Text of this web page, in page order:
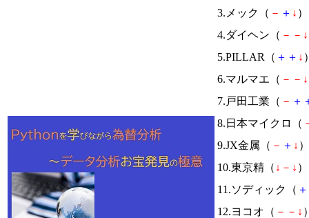
3.メック（ － ＋ ↓
4.ダイヘン（ － － ↓
5.PILLAR（ ＋ ＋ ↓
6.マルマエ（ － － ↓
7.戸田工業（ － ＋
8.日本マイクロ（
9.JX金属（ － ＋ ↓
10.東京精（ ↓ － ↓
11.ソディック（ ＋
12.ヨコオ（ － － ↓